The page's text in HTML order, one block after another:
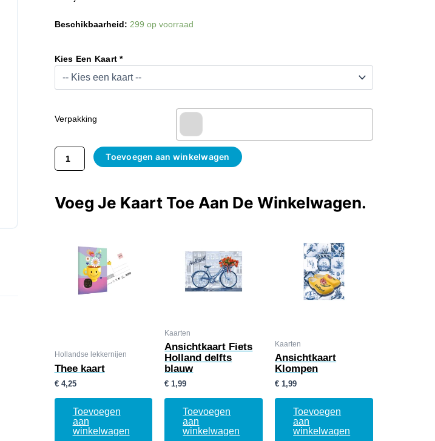
Beschikbaarheid: 299 op voorraad
Kies Een Kaart *
Verpakking
Oranjebitter
Aantal
Toevoegen aan winkelwagen
Voeg Je Kaart Toe Aan De Winkelwagen.
Hollandse lekkernijen
Thee kaart
€4,25
Toevoegen
aan
winkelwagen
Kaarten
Ansichtkaart Fiets
Holland delfts
blauw
€ 1,99
Toevoegen
aan
winkelwagen
Kaarten
Ansichtkaart
Klompen
€ 1,99
Toevoegen
aan
winkelwagen